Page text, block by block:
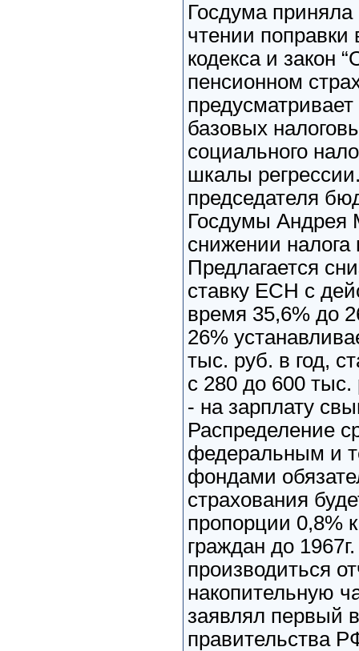
Госдума
чтении поправки
кодекса и закон
пенсионном
базовых
социального
шкалы
председателя
Госдумы Андрея
снижении
Предлагается
ставку ЕСН с
время 35,6% до
26%
тыс. руб. в год,
с 280 до 600 тыс.
- на зарплату
Распределение
федеральным и
фондами
страхования
пропорции 0,8%
граждан до
производиться
накопительную
заявлял первый
правительства